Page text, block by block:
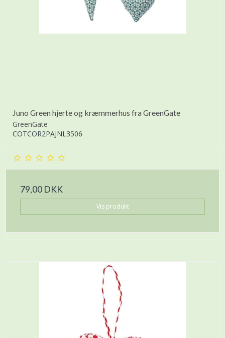
Juno Green hjerte og kræmmerhus fra GreenGate
GreenGate
COTCOR2PAJNL3506
79,00 DKK
Vis produkt